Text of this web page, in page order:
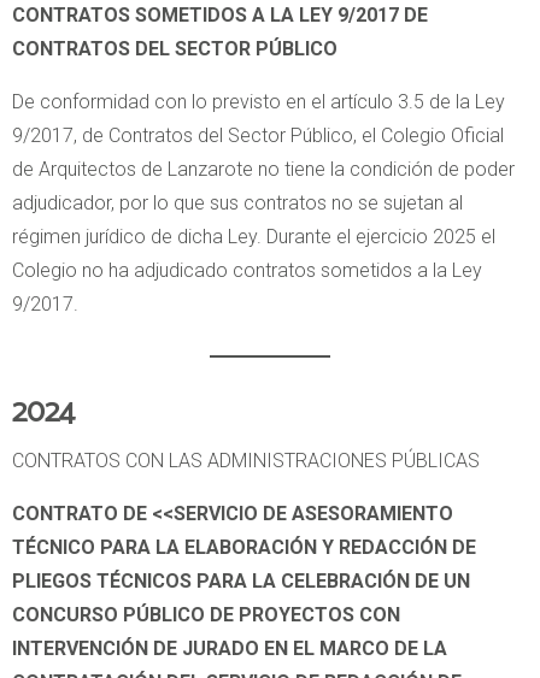
CONTRATOS SOMETIDOS A LA LEY 9/2017 DE
CONTRATOS DEL SECTOR PÚBLICO
De conformidad con lo previsto en el artículo 3.5 de la Ley
9/2017, de Contratos del Sector Público, el Colegio Oficial
de Arquitectos de Lanzarote no tiene la condición de poder
adjudicador, por lo que sus contratos no se sujetan al
régimen jurídico de dicha Ley. Durante el ejercicio 2025 el
Colegio no ha adjudicado contratos sometidos a la Ley
9/2017.
2024
CONTRATOS CON LAS ADMINISTRACIONES PÚBLICAS
CONTRATO DE <<SERVICIO DE ASESORAMIENTO
TÉCNICO PARA LA ELABORACIÓN Y REDACCIÓN DE
PLIEGOS TÉCNICOS PARA LA CELEBRACIÓN DE UN
CONCURSO PÚBLICO DE PROYECTOS CON
INTERVENCIÓN DE JURADO EN EL MARCO DE LA